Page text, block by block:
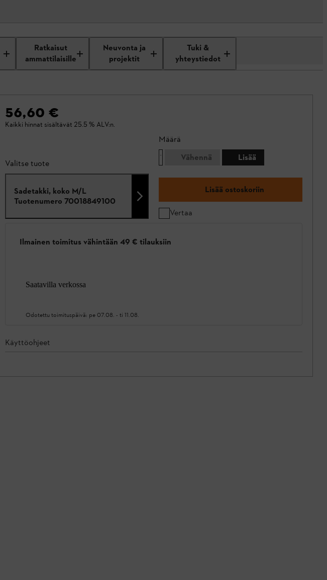
Ratkaisut
ammattilaisille
Neuvonta ja
projektit
Tuki &
yhteystiedot
56,60 €
Kaikki hinnat sisältävät 25.5 % ALV:n.
Valitse tuote
Sadetakki, koko M/L
Tuotenumero 70018849100
Määrä
Vähennä
Lisää
Lisää ostoskoriin
Vertaa
Ilmainen toimitus vähintään 49 € tilauksiin
Saatavilla verkossa
Odotettu toimituspäivä: pe 07.08. - ti 11.08.
Käyttöohjeet